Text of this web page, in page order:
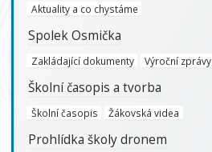
Aktuality a co chystáme
Spolek Osmička
Zakládající dokumenty Výroční zprávy
Školní časopis a tvorba
Školní časopis Žákovská videa
Prohlídka školy dronem